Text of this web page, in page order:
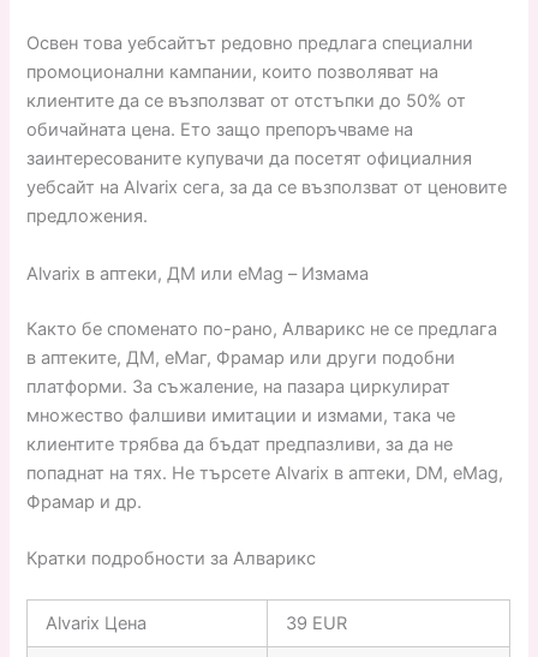
Освен това уебсайтът редовно предлага специални
промоционални кампании, които позволяват на
клиентите да се възползват от отстъпки до 50% от
обичайната цена. Ето защо препоръчваме на
заинтересованите купувачи да посетят официалния
уебсайт на Alvarix сега, за да се възползват от ценовите
предложения.
Alvarix в аптеки, ДМ или eMag – Измама
Както бе споменато по-рано, Алварикс не се предлага
в аптеките, ДМ, еМаг, Фрамар или други подобни
платформи. За съжаление, на пазара циркулират
множество фалшиви имитации и измами, така че
клиентите трябва да бъдат предпазливи, за да не
попаднат на тях. Не търсете Alvarix в аптеки, DM, eMag,
Фрамар и др.
Кратки подробности за Алварикс
Alvarix Цена 39 EUR